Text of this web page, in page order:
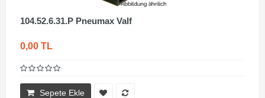
104.52.6.31.P Pneumax Valf
0,00 TL
Sepete Ekle